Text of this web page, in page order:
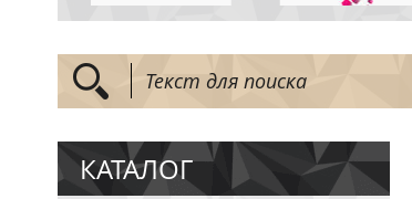
КАТАЛОГ